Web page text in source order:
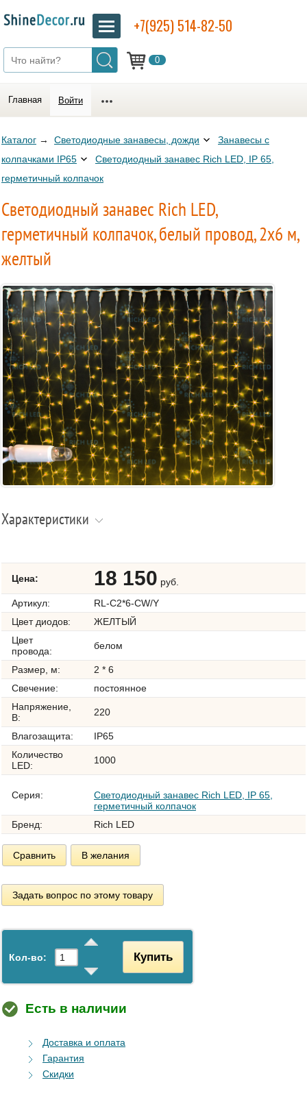
0
+7(925) 514-82-50
Главная Войти
Каталог → Светодиодные занавесы, дожди
Занавесы с
колпачками IP65
Светодиодный занавес Rich LED, IP 65,
герметичный колпачок
Светодиодный занавес Rich LED,
герметичный колпачок, белый провод, 2х6 м,
желтый
Характеристики
Цена: 18 150 руб.
Артикул:
RL-C2*6-CW/Y
Цвет диодов:
ЖЕЛТЫЙ
Цвет
провода:
белом
Размер, м:
2 * 6
Свечение:
постоянное
Напряжение,
В:
220
Влагозащита:
IP65
Количество
LED:
1000
Серия:
Светодиодный занавес Rich LED, IP 65,
герметичный колпачок
Бренд:
Rich LED
Сравнить В желания
Задать вопрос по этому товару
Кол-во: Купить
Есть в наличии
Доставка и оплата
Гарантия
Скидки